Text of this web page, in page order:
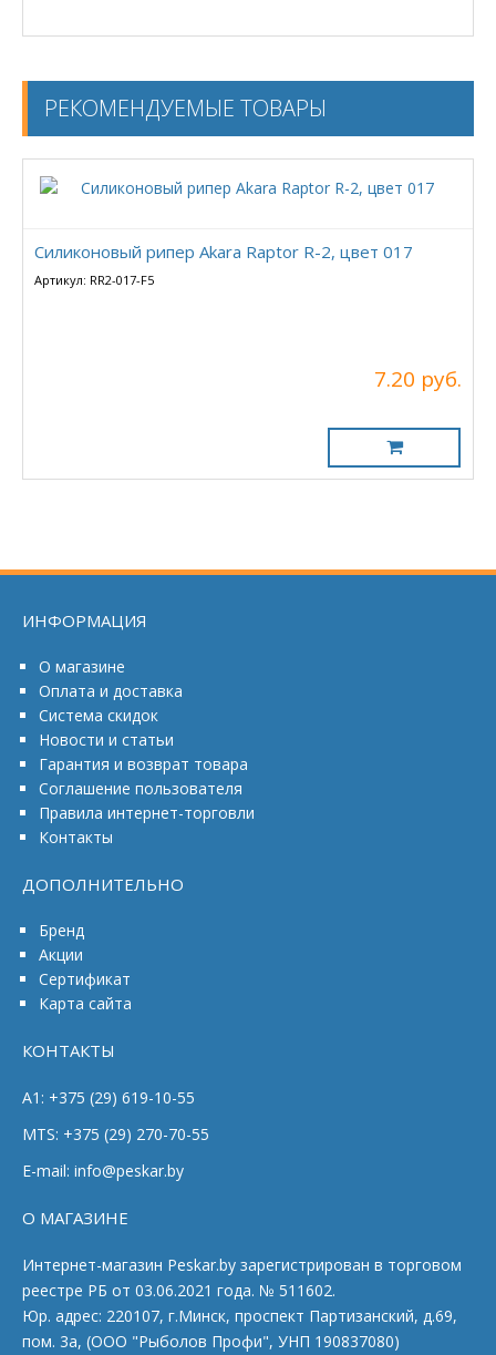
РЕКОМЕНДУЕМЫЕ ТОВАРЫ
Силиконовый рипер Akara Raptor R-2, цвет 017
Артикул: RR2-017-F5
7.20 руб.
ИНФОРМАЦИЯ
О магазине
Оплата и доставка
Система скидок
Новости и статьи
Гарантия и возврат товара
Соглашение пользователя
Правила интернет-торговли
Контакты
ДОПОЛНИТЕЛЬНО
Бренд
Акции
Сертификат
Карта сайта
КОНТАКТЫ
A1: +375 (29) 619-10-55
MTS: +375 (29) 270-70-55
E-mail: info@peskar.by
О МАГАЗИНЕ
Интернет-магазин Peskar.by зарегистрирован в торговом
реестре РБ от 03.06.2021 года. № 511602.
Юр. адрес: 220107, г.Минск, проспект Партизанский, д.69,
пом. 3а, (ООО "Рыболов Профи", УНП 190837080)